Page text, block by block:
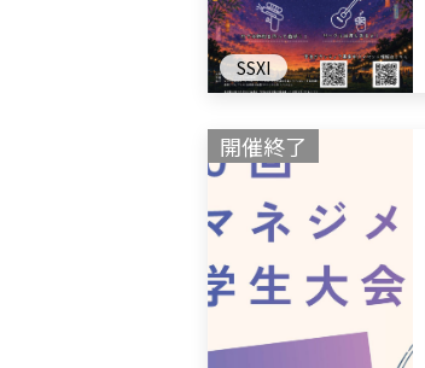
SSXI
開催終了